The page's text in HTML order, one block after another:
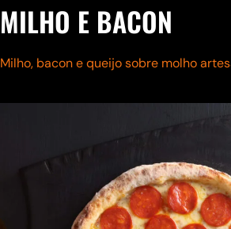
MILHO E BACON
Milho, bacon e queijo sobre molho